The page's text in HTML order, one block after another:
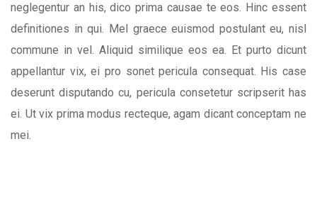
neglegentur an his, dico prima causae te eos. Hinc essent
definitiones in qui. Mel graece euismod postulant eu, nisl
commune in vel. Aliquid similique eos ea. Et purto dicunt
appellantur vix, ei pro sonet pericula consequat. His case
deserunt disputando cu, pericula consetetur scripserit has
ei. Ut vix prima modus recteque, agam dicant conceptam ne
mei.